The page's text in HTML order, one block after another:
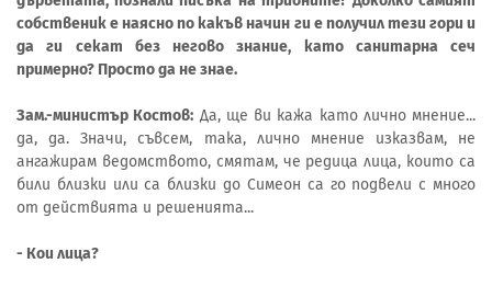
собственик е наясно по какъв начин ги е получил тези гори и
да ги секат без негово знание, като санитарна сеч
примерно? Просто да не знае.
Зам.-министър Костов: Да, ще ви кажа като лично мнение...
да, да. Значи, съвсем, така, лично мнение изказвам, не
ангажирам ведомството, смятам, че редица лица, които са
били близки или са близки до Симеон са го подвели с много
от действията и решенията...
- Кои лица?